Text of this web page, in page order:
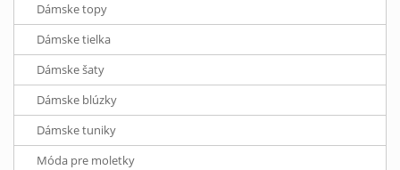
Dámske topy
Dámske tielka
Dámske šaty
Dámske blúzky
Dámske tuniky
Móda pre moletky